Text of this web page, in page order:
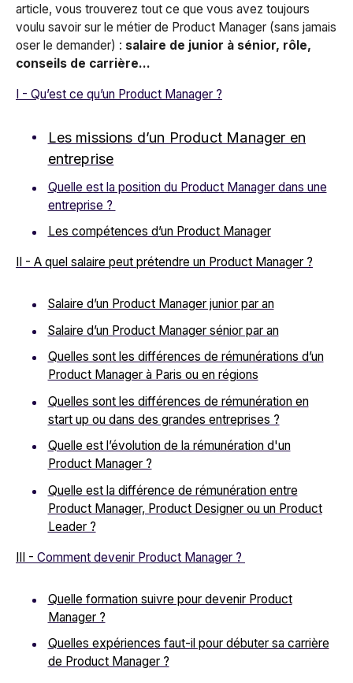
article, vous trouverez tout ce que vous avez toujours
voulu savoir sur le métier de Product Manager (sans jamais
oser le demander) : salaire de junior à sénior, rôle,
conseils de carrière…
I - Qu’est ce qu’un Product Manager ?
Les missions d’un Product Manager en
entreprise
Quelle est la position du Product Manager dans une
entreprise ?
Les compétences d’un Product Manager
II - A quel salaire peut prétendre un Product Manager ?
Salaire d’un Product Manager junior par an
Salaire d’un Product Manager sénior par an
Quelles sont les différences de rémunérations d’un
Product Manager à Paris ou en régions
Quelles sont les différences de rémunération en
start up ou dans des grandes entreprises ?
Quelle est l’évolution de la rémunération d'un
Product Manager ?
Quelle est la différence de rémunération entre
Product Manager, Product Designer ou un Product
Leader ?
III - Comment devenir Product Manager ?
Quelle formation suivre pour devenir Product
Manager ?
Quelles expériences faut-il pour débuter sa carrière
de Product Manager ?